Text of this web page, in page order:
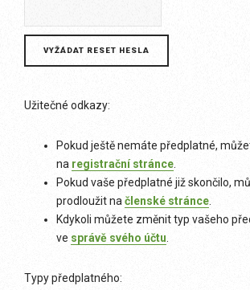
Užitečné odkazy:
Pokud ještě nemáte předplatné,
na registrační stránce
Pokud vaše předplatné již skončilo,
prodloužit na členské stránce
Kdykoli můžete změnit typ vašeho
ve správě svého účtu
Typy předplatného: